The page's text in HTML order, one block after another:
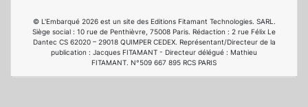
© L'Embarqué 2026 est un site des Editions Fitamant Technologies. SARL.
Siège social : 10 rue de Penthièvre, 75008 Paris. Rédaction : 2 rue Félix Le
Dantec CS 62020 – 29018 QUIMPER CEDEX. Représentant/Directeur de la
publication : Jacques FITAMANT - Directeur délégué : Mathieu
FITAMANT. N°509 667 895 RCS PARIS